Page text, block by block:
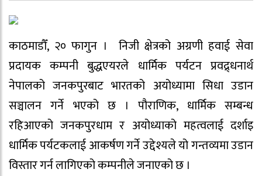
काठमाडौँ, २० फागुन । निजी क्षेत्रको अग्रणी हवाई सेवा
प्रदायक कम्पनी बुद्धएयरले धार्मिक पर्यटन प्रवद्र्धनार्थ
नेपालको जनकपुरबाट भारतको अयोध्यामा सिधा उडान
सञ्चालन गर्ने भएको छ । पौराणिक, धार्मिक सम्बन्ध
रहिआएको जनकपुरधाम र अयोध्याको महत्वलाई दर्शाइ
धार्मिक पर्यटकलाई आकर्षण गर्ने उद्देश्यले यो गन्तव्यमा उडान
विस्तार गर्न लागिएको कम्पनीले जनाएको छ ।